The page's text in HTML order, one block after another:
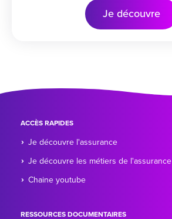
Je découvre
ACCÈS RAPIDES
Je découvre l'assurance
Je découvre les métiers de l'assurance
Chaine youtube
RESSOURCES DOCUMENTAIRES